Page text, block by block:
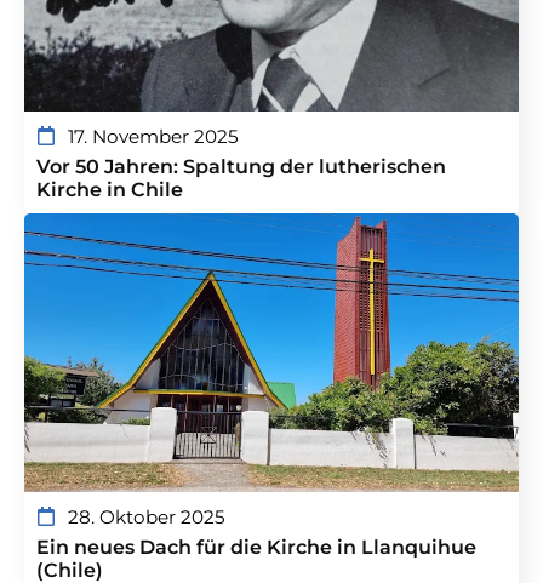
17. November 2025
Vor 50 Jahren: Spaltung der lutherischen
Kirche in Chile
28. Oktober 2025
Ein neues Dach für die Kirche in Llanquihue
(Chile)